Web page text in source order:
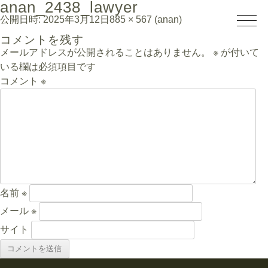
anan_2438_lawyer
公開日時: 2025年3月12日 885 × 567 (anan)
コメントを残す
メールアドレスが公開されることはありません。 ※ が付いて
いる欄は必須項目です
コメント ※
名前 ※
メール ※
サイト